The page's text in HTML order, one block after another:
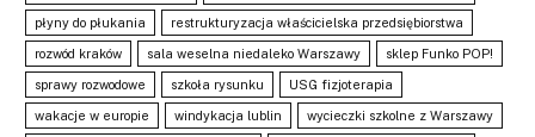
płyny do płukania restrukturyzacja właścicielska przedsiębiorstwa
rozwód kraków sala weselna niedaleko Warszawy sklep Funko POP!
sprawy rozwodowe szkoła rysunku USG fizjoterapia
wakacje w europie windykacja lublin wycieczki szkolne z Warszawy